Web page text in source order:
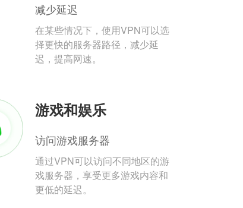
减少延迟
在某些情况下，使用VPN可以选
择更快的服务器路径，减少延
迟，提高网速。
游戏和娱乐
访问游戏服务器
通过VPN可以访问不同地区的游
戏服务器，享受更多游戏内容和
更低的延迟。